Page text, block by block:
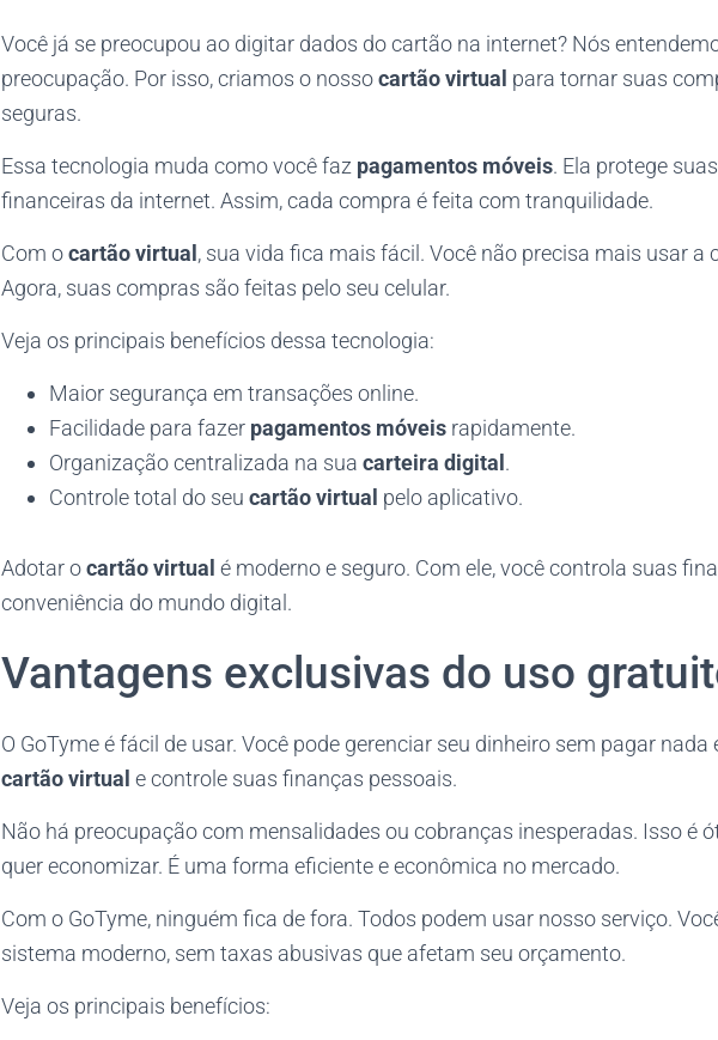
Você já se preocupou ao digitar dados do cartão na internet? Nós
preocupação. Por isso, criamos o nossocartão virtual para tornar suas
seguras.
Essa tecnologia muda como você faz pagamentos móveis. Ela protege
financeiras da internet. Assim, cada compra é feita com tranquilidade.
Com ocartão virtual , sua vida fica mais fácil. Você não precisa mais usar a
Agora, suas compras são feitas pelo seu celular.
Veja os principais benefícios dessa tecnologia:
Maior segurança em transações online.
Facilidade para fazer pagamentos móveis rapidamente.
Organização centralizada na sua carteira digital .
Controle total do seu cartão virtual pelo aplicativo.
Adotar ocartão virtual é moderno e seguro. Com ele, você controla suas
conveniência do mundo digital.
Vantagens exclusivas do uso
O GoTyme é fácil de usar. Você pode gerenciar seu dinheiro sem pagar nada
cartão virtual e controle suas finanças pessoais.
Não há preocupação com mensalidades ou cobranças inesperadas. Isso é
quer economizar. É uma forma eficiente e econômica no mercado.
Com o GoTyme, ninguém fica de fora. Todos podem usar nosso serviço.
sistema moderno, sem taxas abusivas que afetam seu orçamento.
Veja os principais benefícios: